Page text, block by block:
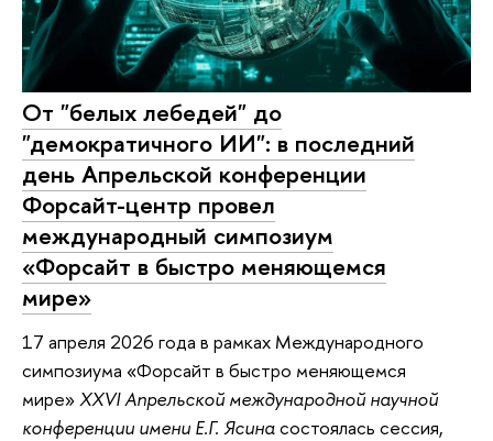
От "белых лебедей" до
"демократичного ИИ": в последний
день Апрельской конференции
Форсайт-центр провел
международный симпозиум
«Форсайт в быстро меняющемся
мире»
17 апреля 2026 года в рамках Международного
симпозиума «Форсайт в быстро меняющемся
мире» XXVI Апрельской международной научной
конференции имени Е.Г. Ясинасостоялась сессия,